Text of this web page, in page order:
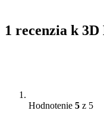
1 recenzia k 3D
Hodnotenie 5 z 5